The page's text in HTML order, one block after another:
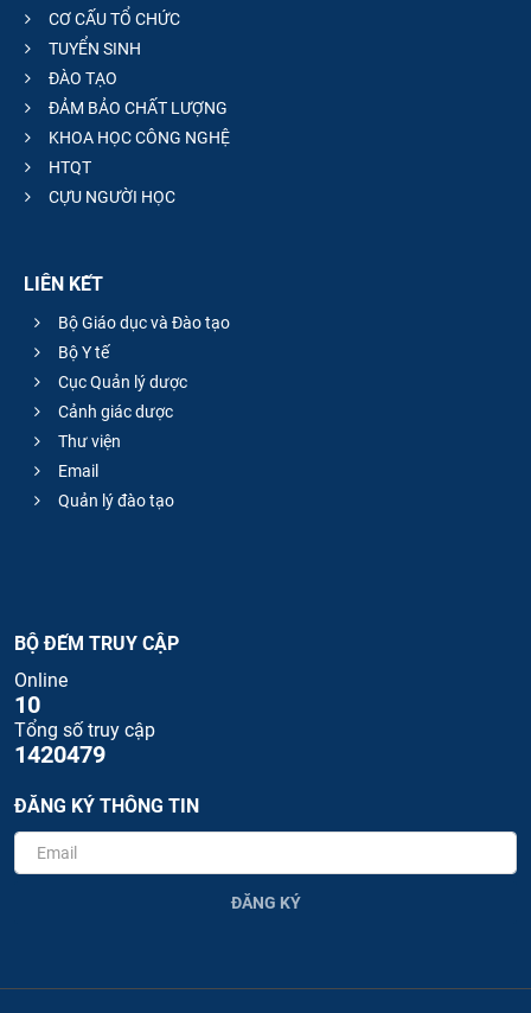
CƠ CẤU TỔ CHỨC
TUYỂN SINH
ĐÀO TẠO
ĐẢM BẢO CHẤT LƯỢNG
KHOA HỌC CÔNG NGHỆ
HTQT
CỰU NGƯỜI HỌC
LIÊN KẾT
Bộ Giáo dục và Đào tạo
Bộ Y tế
Cục Quản lý dược
Cảnh giác dược
Thư viện
Email
Quản lý đào tạo
BỘ ĐẾM TRUY CẬP
Online
10
Tổng số truy cập
1420479
ĐĂNG KÝ THÔNG TIN
ĐĂNG KÝ